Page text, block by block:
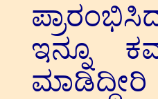
ಇನ್ನೂ